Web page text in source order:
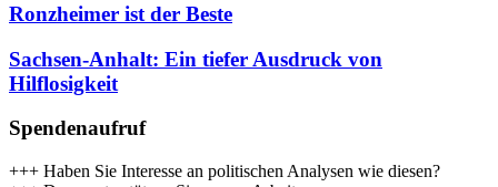
Ronzheimer ist der Beste
Sachsen-Anhalt: Ein tiefer Ausdruck von
Hilflosigkeit
Spendenaufruf
+++ Haben Sie Interesse an politischen Analysen wie diesen?